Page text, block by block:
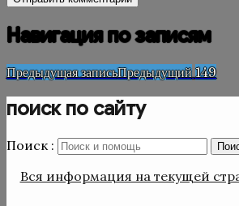
Навигация по записям
Предыдущая записьПредыдущий 149
поиск по сайту
Поиск :
Вся информация на текущей